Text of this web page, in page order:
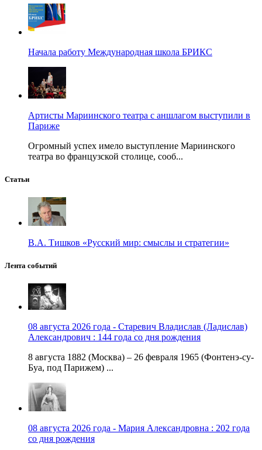
Начала работу Международная школа БРИКС
Артисты Мариинского театра с аншлагом выступили в
Париже
Огромный успех имело выступление Мариинского
театра во французской столице, сооб...
Статьи
В.А. Тишков «Русский мир: смыслы и стратегии»
Лента событий
08 августа 2026 года - Старевич Владислав (Ладислав)
Александрович : 144 года со дня рождения
8 августа 1882 (Москва) – 26 февраля 1965 (Фонтенэ-су-
Буа, под Парижем) ...
08 августа 2026 года - Мария Александровна : 202 года
со дня рождения